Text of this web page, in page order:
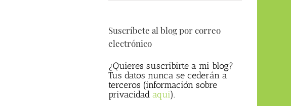
Suscríbete al blog por correo
electrónico
¿Quieres suscribirte a mi blog?
Tus datos nunca se cederán a
terceros (información sobre
privacidad aqui).